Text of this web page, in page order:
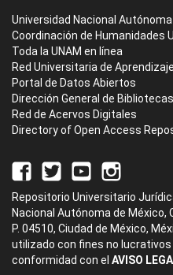
Universidad Nacional
Coordinación de Humanidades
Toda la UNAM en línea
Red Universitaria de Aprendizaje
Portal de Datos Abiertos
Dirección General de Bibliotecas
Red de Acervos Digitales
Directory of Open Access
Repositorio Universitario
Nacional Autónoma de México,
P. 04510, Ciudad de México,
utilizado con fines no
conformidad con el AVISO